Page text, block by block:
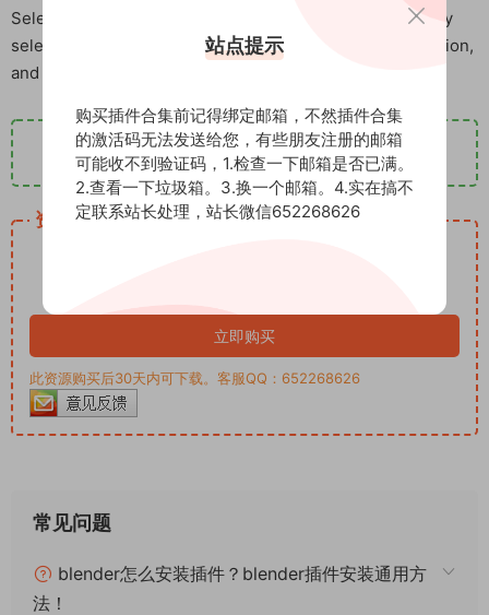
Select Pro is an all-in-one menu, bringing together every
selection method in Blender, with context-aware prediction,
and powerful new selection tools.
下载地址1 立即下载
资源下载
立即购买
此资源购买后30天内可下载。客服QQ：652268626
常见问题
blender怎么安装插件？blender插件安装通用方
法！
站点提示
购买插件合集前记得绑定邮箱，不然插件合集
的激活码无法发送给您，有些朋友注册的邮箱
可能收不到验证码，1.检查一下邮箱是否已满。
2.查看一下垃圾箱。3.换一个邮箱。4.实在搞不
定联系站长处理，站长微信652268626